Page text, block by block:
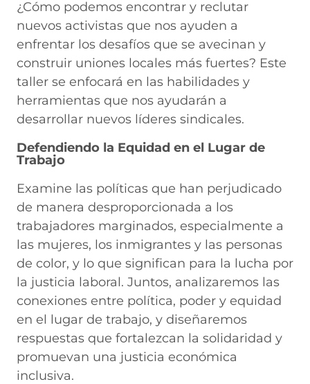
¿Cómo podemos encontrar y reclutar
nuevos activistas que nos ayuden a
enfrentar los desafíos que se avecinan y
construir uniones locales más fuertes? Este
taller se enfocará en las habilidades y
herramientas que nos ayudarán a
desarrollar nuevos líderes sindicales.
Defendiendo la Equidad en el Lugar de
Trabajo
Examine las políticas que han perjudicado
de manera desproporcionada a los
trabajadores marginados, especialmente a
las mujeres, los inmigrantes y las personas
de color, y lo que significan para la lucha por
la justicia laboral. Juntos, analizaremos las
conexiones entre política, poder y equidad
en el lugar de trabajo, y diseñaremos
respuestas que fortalezcan la solidaridad y
promuevan una justicia económica
inclusiva.